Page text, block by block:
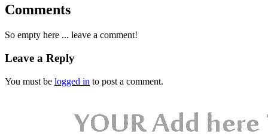
Comments
So empty here ... leave a comment!
Leave a Reply
You must be logged in to post a comment.